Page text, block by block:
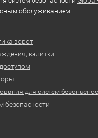
обслуживанием.
ворот
калитки
для систем
безопасности